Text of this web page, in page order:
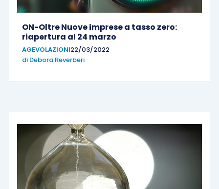
ON-Oltre Nuove imprese a tasso zero:
riapertura al 24 marzo
AGEVOLAZIONI22/03/2022
di Debora Reverberi